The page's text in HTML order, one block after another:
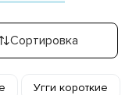
Сортировка
Угги короткие